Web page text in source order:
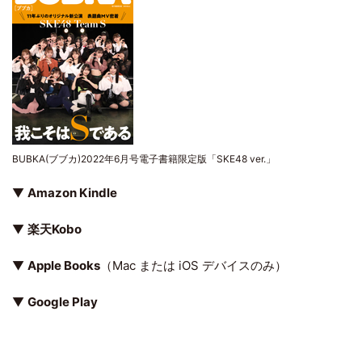
BUBKA(ブブカ)2022年6月号電子書籍限定版「SKE48 ver.」
▼ Amazon Kindle
▼ 楽天Kobo
▼ Apple Books （Mac または iOS デバイスのみ）
▼ Google Play